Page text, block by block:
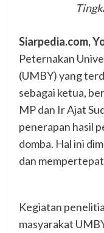
Siarpedia.com,
Peternakan
(UMBY) yang
sebagai ketua,
MP dan Ir Ajat
penerapan hasil
domba. Hal ini
dan
Kegiatan
masyarakat